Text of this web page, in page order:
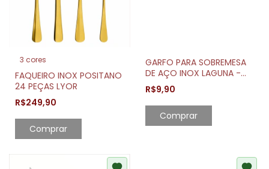
3 cores
FAQUEIRO INOX POSITANO
24 PEÇAS LYOR
R$249,90
Comprar
GARFO PARA SOBREMESA
DE AÇO INOX LAGUNA -
TRAMONTINA
R$9,90
Comprar